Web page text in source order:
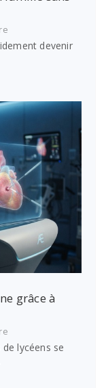
sur
Comment
planifier
famille
sans
devenir
grâce à
sur
Parcoursup
: lycéens se